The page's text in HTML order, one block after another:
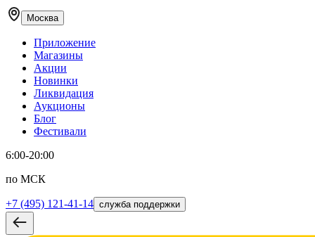
Москва
Приложение
Магазины
Акции
Новинки
Ликвидация
Аукционы
Блог
Фестивали
6:00-20:00
по МСК
+7 (495) 121-41-14 служба поддержки